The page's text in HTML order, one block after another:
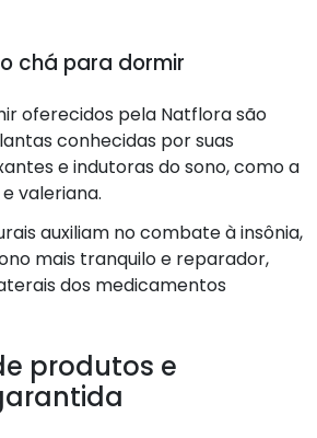
chá para dormir
oferecidos pela Natflora são
conhecidas por suas
e indutoras do sono, como a
valeriana.
auxiliam no combate à insônia,
mais tranquilo e reparador,
dos medicamentos
produtos e